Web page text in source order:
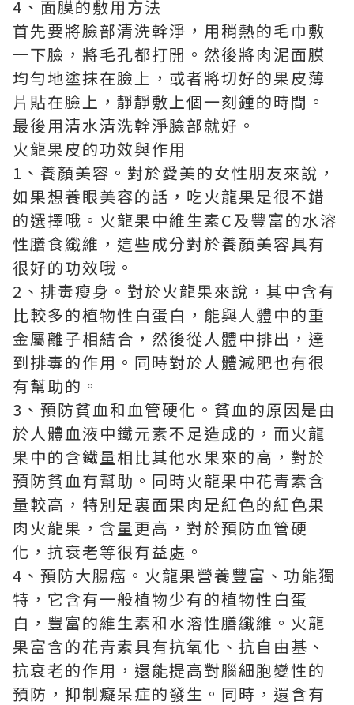
4、面膜的敷用方法
首先要將臉部清洗幹淨，用稍熱的毛巾敷
一下臉，將毛孔都打開。然後將肉泥面膜
均勻地塗抹在臉上，或者將切好的果皮薄
片貼在臉上，靜靜敷上個一刻鍾的時間。
最後用清水清洗幹淨臉部就好。
火龍果皮的功效與作用
1、養顏美容。對於愛美的女性朋友來說，
如果想養眼美容的話，吃火龍果是很不錯
的選擇哦。火龍果中維生素C及豐富的水溶
性膳食纖維，這些成分對於養顏美容具有
很好的功效哦。
2、排毒瘦身。對於火龍果來說，其中含有
比較多的植物性白蛋白，能與人體中的重
金屬離子相結合，然後從人體中排出，達
到排毒的作用。同時對於人體減肥也有很
有幫助的。
3、預防貧血和血管硬化。貧血的原因是由
於人體血液中鐵元素不足造成的，而火龍
果中的含鐵量相比其他水果來的高，對於
預防貧血有幫助。同時火龍果中花青素含
量較高，特別是裏面果肉是紅色的紅色果
肉火龍果，含量更高，對於預防血管硬
化，抗衰老等很有益處。
4、預防大腸癌。火龍果營養豐富、功能獨
特，它含有一般植物少有的植物性白蛋
白，豐富的維生素和水溶性膳纖維。火龍
果富含的花青素具有抗氧化、抗自由基、
抗衰老的作用，還能提高對腦細胞變性的
預防，抑制癡呆症的發生。同時，還含有